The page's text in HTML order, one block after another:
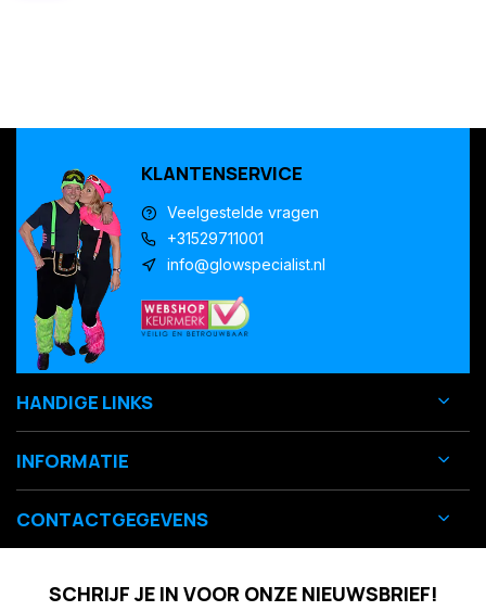
KLANTENSERVICE
Veelgestelde vragen
+31529711001
info@glowspecialist.nl
HANDIGE LINKS
INFORMATIE
CONTACTGEGEVENS
SCHRIJF JE IN VOOR ONZE NIEUWSBRIEF!